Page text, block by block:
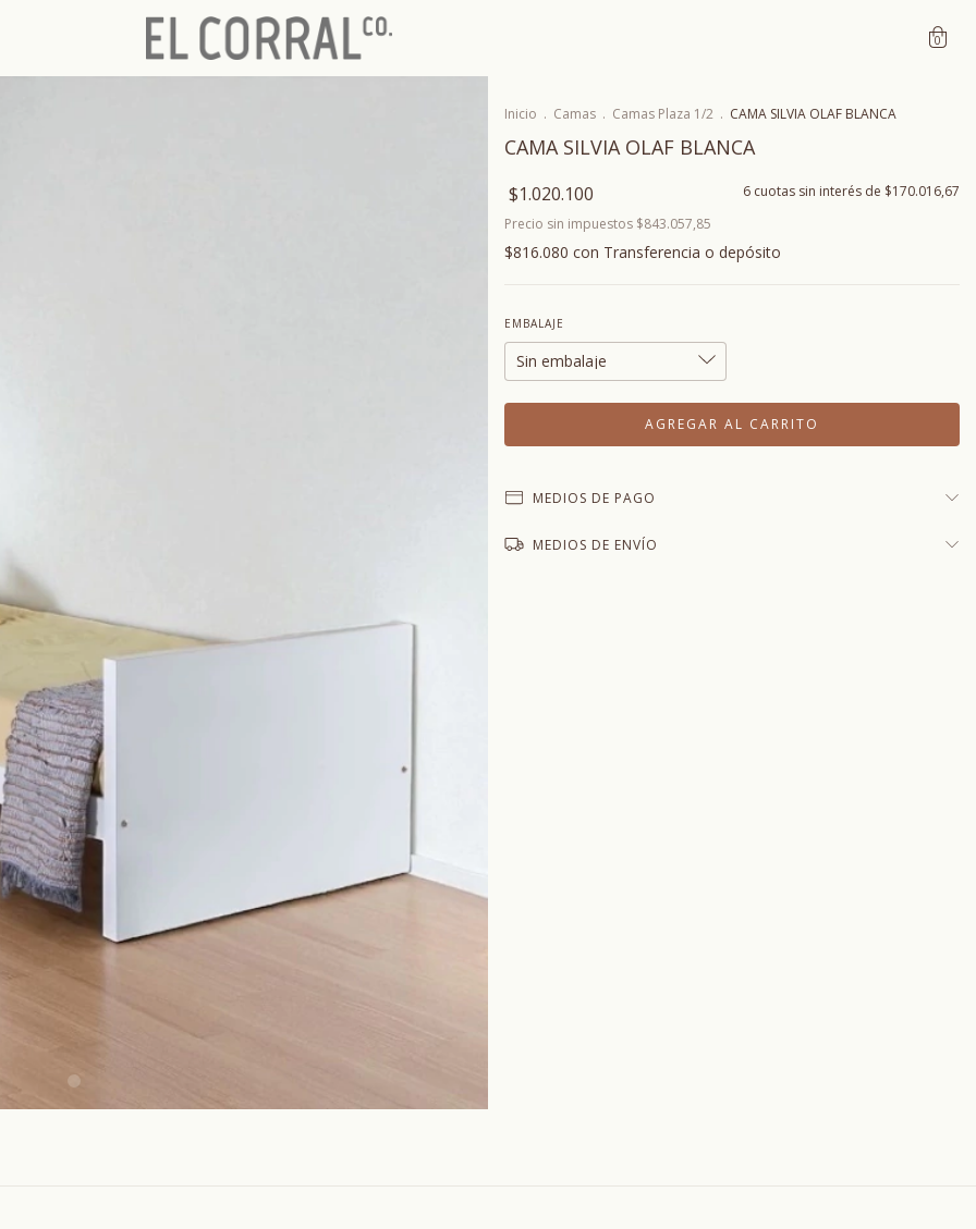
0
Inicio . Camas . Camas Plaza 1/2 . CAMA SILVIA OLAF BLANCA
CAMA SILVIA OLAF BLANCA
$1.020.100 6 cuotas sin interés de $170.016,67
Precio sin impuestos $843.057,85
$816.080 con Transferencia o depósito
EMBALAJE
MEDIOS DE PAGO
MEDIOS DE ENVÍO